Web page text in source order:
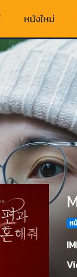
หนังใหม่
ห